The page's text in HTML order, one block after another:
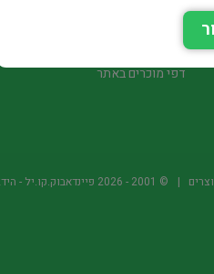
הדסטארט פיינדאבוק
דפי ספר באתר
דפי מוכרים באתר
© 2001 -
2026 פיינדאבוק.קו.יל - היד2 של הספרים המשומשים